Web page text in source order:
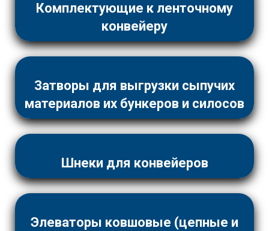
Комплектующие к ленточному
конвейеру
Затворы для выгрузки сыпучих
материалов их бункеров и силосов
Шнеки для конвейеров
Элеваторы ковшовые (цепные и